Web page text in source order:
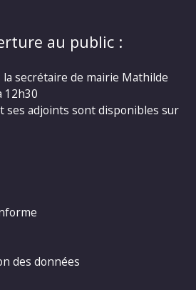
au public :
secrétaire de mairie Mathilde
12h30
ses adjoints sont disponibles sur
des données